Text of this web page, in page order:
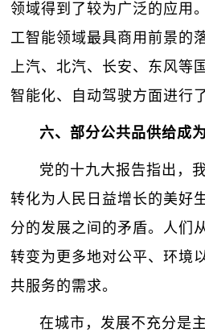
领域得到了较为广泛的应用
工智能领域最具商用前景的
上汽、北汽、长安、东风等
智能化、自动驾驶方面进行
六、部分公共品供给成
党的十九大报告指出，
转化为人民日益增长的美好
分的发展之间的矛盾。人们
转变为更多地对公平、环境
共服务的需求。
在城市，发展不充分是